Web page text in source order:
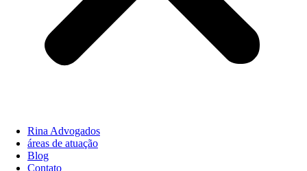
Rina Advogados
áreas de atuação
Blog
Contato